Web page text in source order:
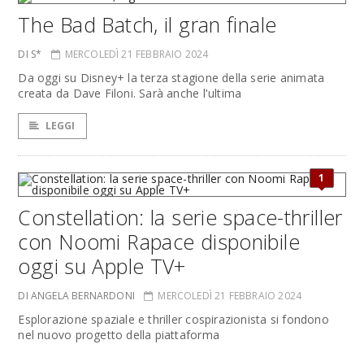
The Bad Batch, il gran finale
DI S* MERCOLEDÌ 21 FEBBRAIO 2024
Da oggi su Disney+ la terza stagione della serie animata
creata da Dave Filoni. Sarà anche l'ultima
LEGGI
1
Constellation: la serie space-thriller
con Noomi Rapace disponibile
oggi su Apple TV+
DI ANGELA BERNARDONI MERCOLEDÌ 21 FEBBRAIO 2024
Esplorazione spaziale e thriller cospirazionista si fondono
nel nuovo progetto della piattaforma